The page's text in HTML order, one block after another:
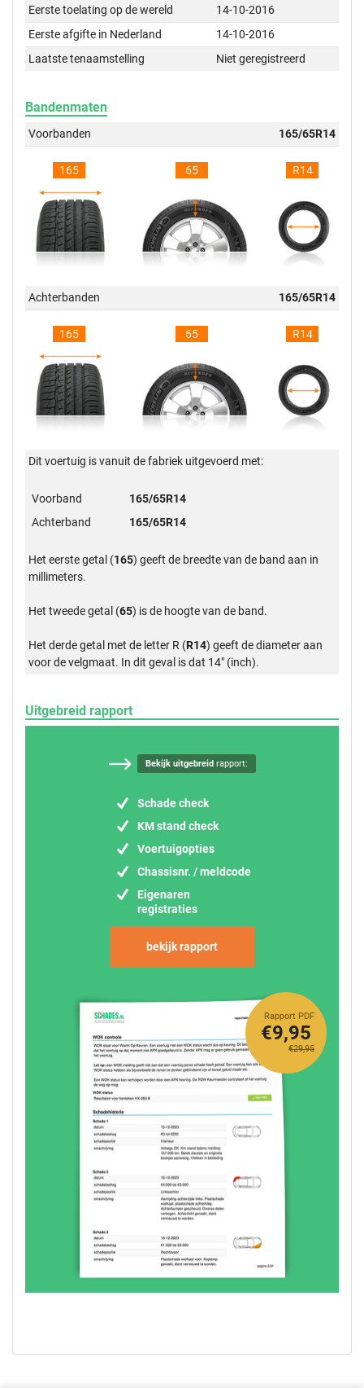
Eerste toelating op de wereld
14-10-2016
Eerste afgifte in Nederland
14-10-2016
Laatste tenaamstelling
Niet geregistreerd
Bandenmaten
Voorbanden 165/65R14
165 65 R14
Achterbanden 165/65R14
165 65 R14
Dit voertuig is vanuit de fabriek uitgevoerd met:
Voorband
165/65R14
Achterband
165/65R14
Het eerste getal (165) geeft de breedte van de band aan in
millimeters.
Het tweede getal (65) is de hoogte van de band.
Het derde getal met de letter R (R14) geeft de diameter aan
voor de velgmaat. In dit geval is dat 14" (inch).
Uitgebreid rapport
Bekijk uitgebreidrapport:
Schade check
KM stand check
Voertuigopties
Chassisnr. / meldcode
Eigenaren
registraties
bekijk rapport
Rapport PDF
€29,95
€9,95